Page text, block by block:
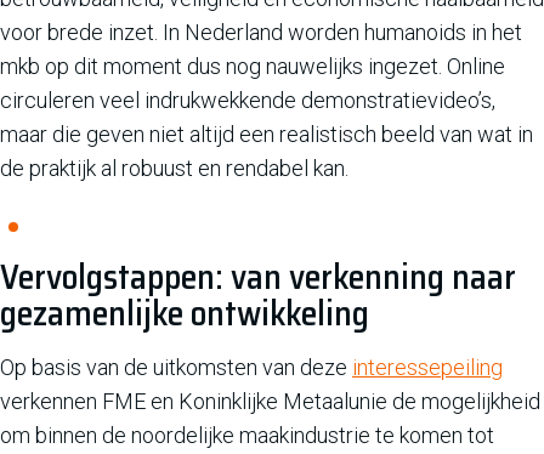
voor brede inzet. In Nederland worden humanoids in het
mkb op dit moment dus nog nauwelijks ingezet. Online
circuleren veel indrukwekkende demonstratievideo’s,
maar die geven niet altijd een realistisch beeld van wat in
de praktijk al robuust en rendabel kan.
Vervolgstappen: van verkenning naar
gezamenlijke ontwikkeling
Op basis van de uitkomsten van deze interessepeiling
verkennen FME en Koninklijke Metaalunie de mogelijkheid
om binnen de noordelijke maakindustrie te komen tot